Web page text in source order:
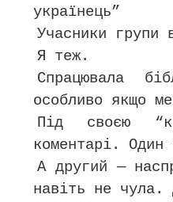
українець”
Учасники групи
Я теж.
Спрацювала
особливо якщо
Під своєю
коментарі. Один
А другий —
навіть не